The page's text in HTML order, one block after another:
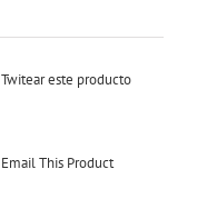
Twitear este producto
Email This Product